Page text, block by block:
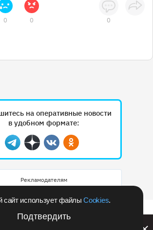
сайт использует файлыCookies.
Подтвердить
0 0 0
на оперативные новости
в удобном формате:
Telegram
ДзенВконтактеОдноклассники
Рекламодателям
в Кемеровской области акцию с